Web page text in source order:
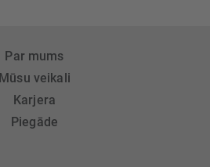
Par mums
Mūsu veikali
Karjera
Piegāde